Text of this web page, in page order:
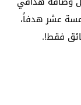
عشر هدفاً،
فقط!.